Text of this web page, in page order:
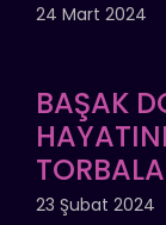
24 Mart 2024
BAŞAK
23 Şubat 2024